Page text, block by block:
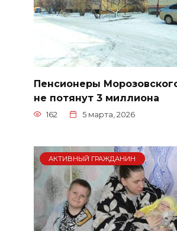
Пенсионеры
не потянут 3 миллиона
162 5 марта, 2026
АКТИВНЫЙ ГРАЖДАНИН